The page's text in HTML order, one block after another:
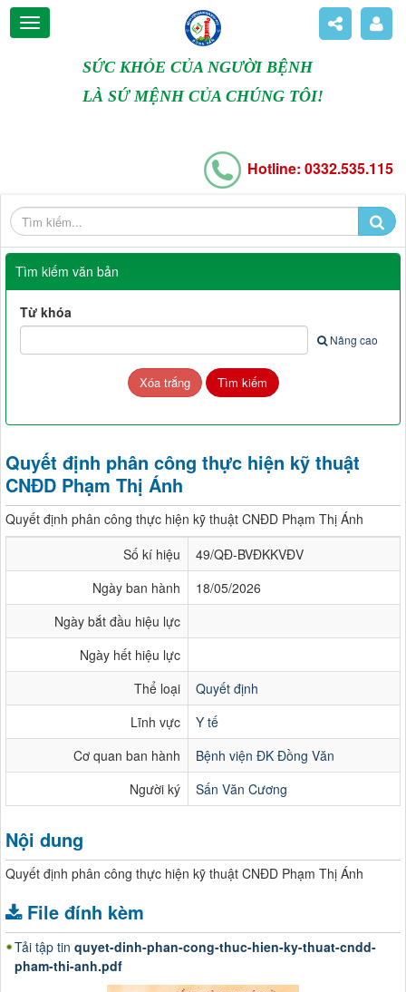
SỨC KHỎE CỦA NGƯỜI BỆNH
LÀ SỨ MỆNH CỦA CHÚNG TÔI!
Hotline: 0332.535.115
Tìm kiếm văn bản
Từ khóa
Nâng cao
Quyết định phân công thực hiện kỹ thuật
CNĐD Phạm Thị Ánh
Quyết định phân công thực hiện kỹ thuật CNĐD Phạm Thị Ánh
Số kí hiệu
49/QĐ-BVĐKKVĐV
Ngày ban hành
18/05/2026
Ngày bắt đầu hiệu lực
Ngày hết hiệu lực
Thể loại
Quyết định
Lĩnh vực
Y tế
Cơ quan ban hành
Bệnh viện ĐK Đồng Văn
Người ký
Sấn Văn Cương
Nội dung
Quyết định phân công thực hiện kỹ thuật CNĐD Phạm Thị Ánh
File đính kèm
Tải tập tin quyet-dinh-phan-cong-thuc-hien-ky-thuat-cndd-
pham-thi-anh.pdf